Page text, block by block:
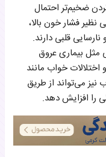
ضخیم‌تر احتمال
نظیر فشار خون بالا،
قلبی دارند.
مثل بیماری عروق
بارداری و اختلالات خواب مانند
نیز می‌تواند از طریق
را افزایش دهد.